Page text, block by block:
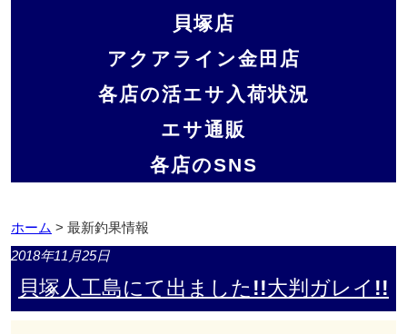
貝塚店
アクアライン金田店
各店の活エサ入荷状況
エサ通販
各店のSNS
ホーム > 最新釣果情報
2018年11月25日
貝塚人工島にて出ました!!大判ガレイ!!